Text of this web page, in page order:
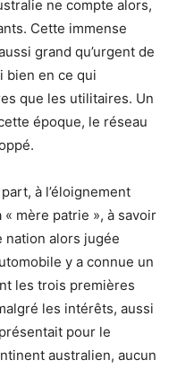
ne compte alors,
Cette immense
grand qu’urgent de
bien en ce qui
que les utilitaires. Un
époque, le réseau
à l’éloignement
mère patrie », à savoir
nation alors jugée
y a connue un
les trois premières
les intérêts, aussi
pour le
australien, aucun